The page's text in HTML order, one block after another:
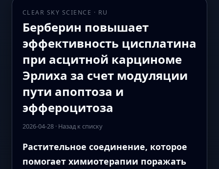
CLEAR SKY SCIENCE · RU
Берберин повышает
эффективность цисплатина
при асцитной карциноме
Эрлиха за счет модуляции
пути апоптоза и
эффероцитоза
2026-04-28· Назад к списку
Растительное соединение, которое
помогает химиотерапии поражать